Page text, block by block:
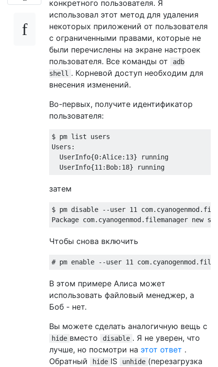
конкретного пользователя. Я
использовал этот метод для удаления
некоторых приложений от пользователя
с ограниченными правами, которые не
были перечислены на экране настроек
пользователя. Все команды от
adb
shell . Корневой доступ необходим для
внесения изменений.
Во-первых, получите идентификатор
пользователя:
$ pm list users
Users:
  UserInfo{0:Alice:13} running
затем
$ pm disable --user 11
Чтобы снова включить
В этом примере Алиса может
использовать файловый менеджер, а
Боб - нет.
Вы можете сделать аналогичную вещь с
hide вместо disable . Я не уверен, что
лучше, но посмотри на этот ответ .
Обратный
hide IS unhide (перезагрузка